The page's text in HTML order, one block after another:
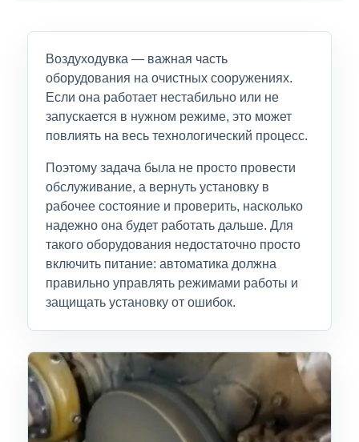
Воздуходувка — важная часть
оборудования на очистных сооружениях.
Если она работает нестабильно или не
запускается в нужном режиме, это может
повлиять на весь технологический процесс.
Поэтому задача была не просто провести
обслуживание, а вернуть установку в
рабочее состояние и проверить, насколько
надежно она будет работать дальше. Для
такого оборудования недостаточно просто
включить питание: автоматика должна
правильно управлять режимами работы и
защищать установку от ошибок.